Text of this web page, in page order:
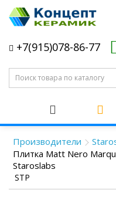
+7(915)078-86-77
Производители
Плитка Matt Nero
Staroslabs
STP